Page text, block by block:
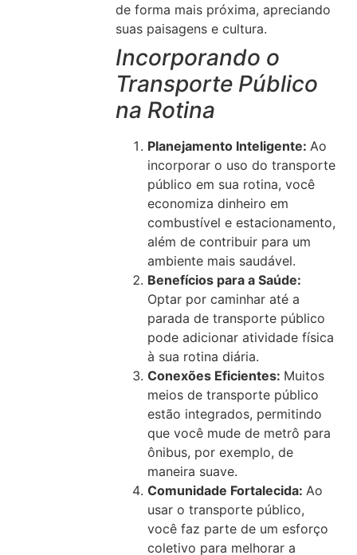
de forma mais próxima, apreciando
suas paisagens e cultura.
Incorporando o
Transporte Público
na Rotina
Planejamento Inteligente: Ao
incorporar o uso do transporte
público em sua rotina, você
economiza dinheiro em
combustível e estacionamento,
além de contribuir para um
ambiente mais saudável.
Benefícios para a Saúde:
Optar por caminhar até a
parada de transporte público
pode adicionar atividade física
à sua rotina diária.
Conexões Eficientes: Muitos
meios de transporte público
estão integrados, permitindo
que você mude de metrô para
ônibus, por exemplo, de
maneira suave.
Comunidade Fortalecida: Ao
usar o transporte público,
você faz parte de um esforço
coletivo para melhorar a